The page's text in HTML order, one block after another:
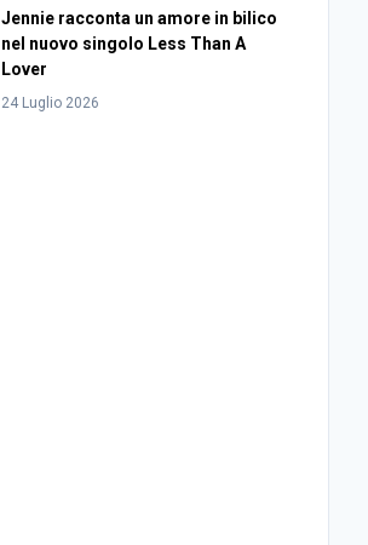
Jennie racconta un amore in bilico
nel nuovo singolo Less Than A
Lover
24 Luglio 2026